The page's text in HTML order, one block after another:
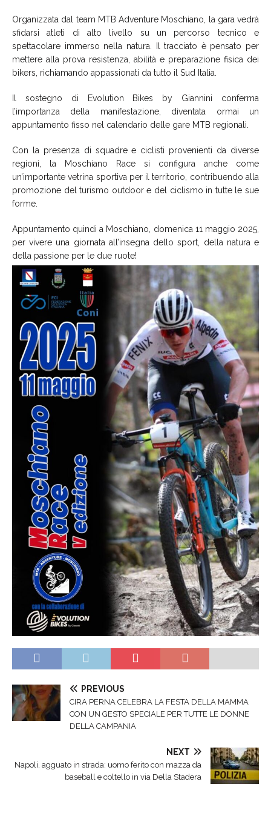
Organizzata dal team MTB Adventure Moschiano, la gara vedrà
sfidarsi atleti di alto livello su un percorso tecnico e
spettacolare immerso nella natura. Il tracciato è pensato per
mettere alla prova resistenza, abilità e preparazione fisica dei
bikers, richiamando appassionati da tutto il Sud Italia.
Il sostegno di Evolution Bikes by Giannini conferma
l’importanza della manifestazione, diventata ormai un
appuntamento fisso nel calendario delle gare MTB regionali.
Con la presenza di squadre e ciclisti provenienti da diverse
regioni, la Moschiano Race si configura anche come
un’importante vetrina sportiva per il territorio, contribuendo alla
promozione del turismo outdoor e del ciclismo in tutte le sue
forme.
Appuntamento quindi a Moschiano, domenica 11 maggio 2025,
per vivere una giornata all’insegna dello sport, della natura e
della passione per le due ruote!
PREVIOUS
CIRA PERNA CELEBRA LA FESTA DELLA MAMMA
CON UN GESTO SPECIALE PER TUTTE LE DONNE
DELLA CAMPANIA
NEXT
Napoli, agguato in strada: uomo ferito con mazza da
baseball e coltello in via Della Stadera